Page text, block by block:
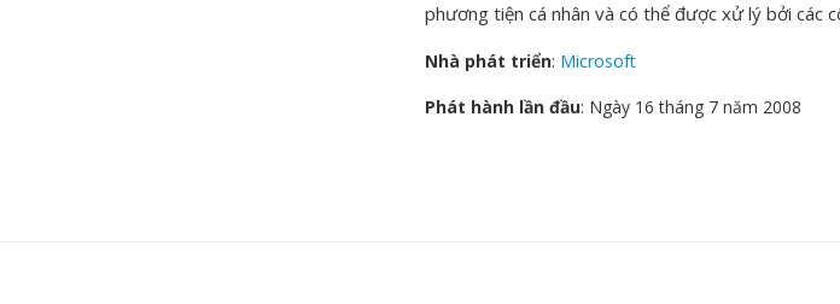
phương tiện cá nhân và có thể được xử lý bởi các
Nhà phát triển: Microsoft
Phát hành lần đầu: Ngày 16 tháng 7 năm 2008